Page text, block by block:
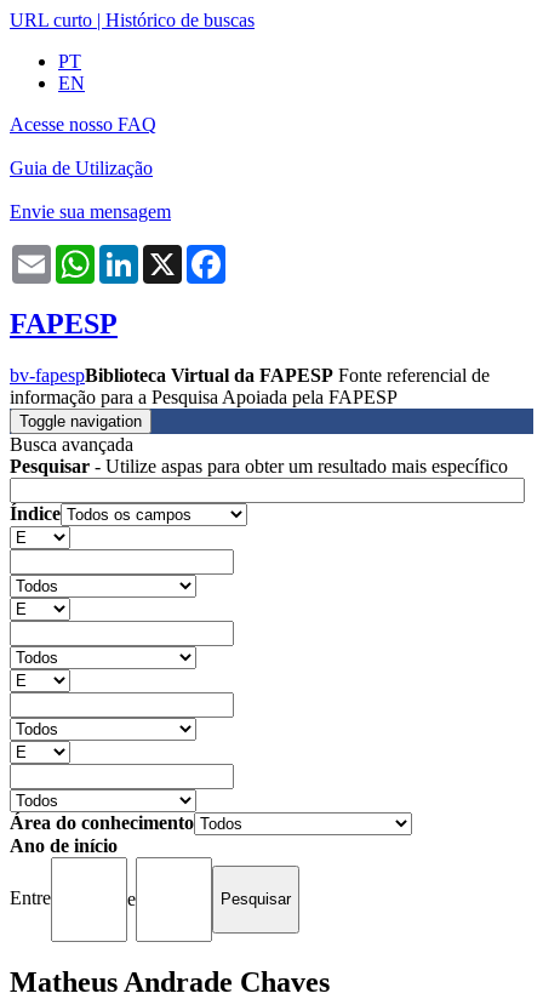
URL curto | Histórico de buscas
PT
EN
Acesse nosso FAQ
Guia de Utilização
Envie sua mensagem
Email WhatsAppLinkedIn
X
FAPESP
bv-fapespBiblioteca Virtual da FAPESP Fonte referencial de
informação para a Pesquisa Apoiada pela FAPESP
Toggle navigation
Busca avançada
Pesquisar - Utilize aspas para obter um resultado mais específico
Índice
Área do conhecimento
Ano de início
Entre e
Matheus Andrade Chaves